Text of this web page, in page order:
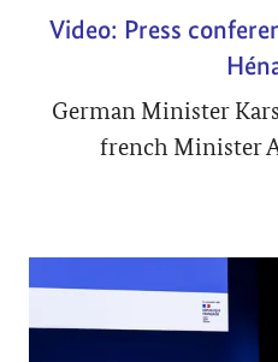
Video: Press
German Minister
french Minister